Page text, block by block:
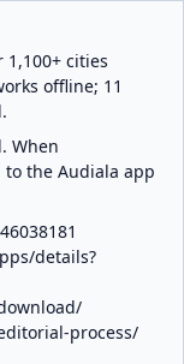
cities
offline; 11
When
the Audiala app
details?
process/